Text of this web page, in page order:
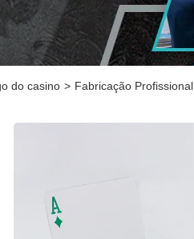
do casino > Fabricação